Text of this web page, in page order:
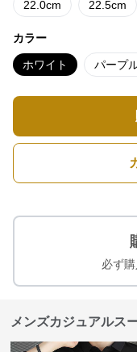
22.0cm 22.5cm
カラー
ホワイト パープ
必ず
メンズカジュアルス